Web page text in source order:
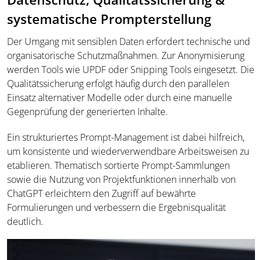
systematische Prompterstellung
Der Umgang mit sensiblen Daten erfordert technische und
organisatorische Schutzmaßnahmen. Zur Anonymisierung
werden Tools wie UPDF oder Snipping Tools eingesetzt. Die
Qualitätssicherung erfolgt häufig durch den parallelen
Einsatz alternativer Modelle oder durch eine manuelle
Gegenprüfung der generierten Inhalte.
Ein strukturiertes Prompt-Management ist dabei hilfreich,
um konsistente und wiederverwendbare Arbeitsweisen zu
etablieren. Thematisch sortierte Prompt-Sammlungen
sowie die Nutzung von Projektfunktionen innerhalb von
ChatGPT erleichtern den Zugriff auf bewährte
Formulierungen und verbessern die Ergebnisqualität
deutlich.